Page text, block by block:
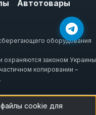
Автотовары
оборудования
охраняются законом Украины
копировании –
cookie для